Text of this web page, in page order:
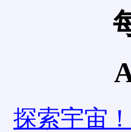
探索宇宙！